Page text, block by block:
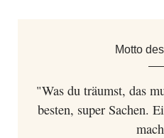
Motto
"Was du träumst, das
besten, super Sachen.